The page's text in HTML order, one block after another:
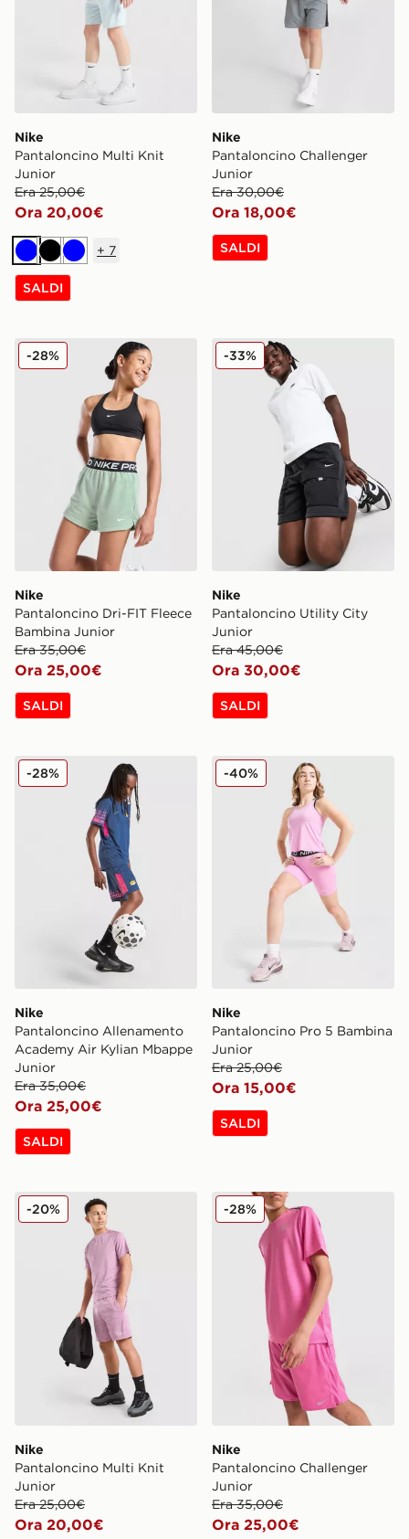
Nike
Pantaloncino Multi Knit
Junior
Era 25,00€
Ora 20,00€
BluNero
Blu
+ 7
SALDI
Nike
Pantaloncino Challenger
Junior
Era 30,00€
Ora 18,00€
SALDI
Nike Pantaloncino Dri-FIT Fleece Bambina Junior
Nike
Pantaloncino Dri-FIT Fleece
Bambina Junior
Era 35,00€
Ora 25,00€
-28%
SALDI
Nike Pantaloncino Utility
Nike
Pantaloncino Utility City
Junior
Era 45,00€
Ora 30,00€
-33%
SALDI
Nike Pantaloncino Allenamento Academy Air Kylian
Nike
Pantaloncino Allenamento
Academy Air Kylian Mbappe
Junior
Era 35,00€
Ora 25,00€
-28%
SALDI
Nike Pantaloncino Pro 5
Nike
Pantaloncino Pro 5 Bambina
Junior
Era 25,00€
Ora 15,00€
-40%
SALDI
Nike Pantaloncino Multi Knit Junior
Nike
Pantaloncino Multi Knit
Junior
Era 25,00€
Ora 20,00€
-20% Nike Pantaloncino
Nike
Pantaloncino Challenger
Junior
Era 35,00€
Ora 25,00€
-28%